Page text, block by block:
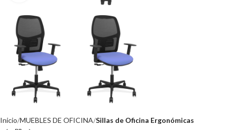
Inicio MUEBLES DE OFICINA Sillas de Oficina Ergonómicas